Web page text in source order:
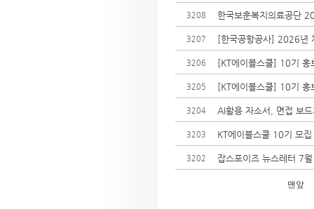
3208 한국보훈복지의료공단
3207 [한국공항공사] 2026년
3206 [KT에이블스쿨] 10기 홍
3205 [KT에이블스쿨] 10기 홍
3204 AI활용 자소서, 면접 보
3203 KT에이블스쿨 10기 모집
3202 잡스포이즈 뉴스레터 7
맨앞